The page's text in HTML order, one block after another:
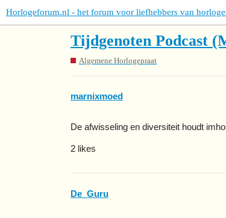
Horlogeforum.nl - het forum voor liefhebbers van
Tijdgenoten Podcast
Algemene Horlogepraat
marnixmoed
De afwisseling en diversiteit houdt
2 likes
De_Guru